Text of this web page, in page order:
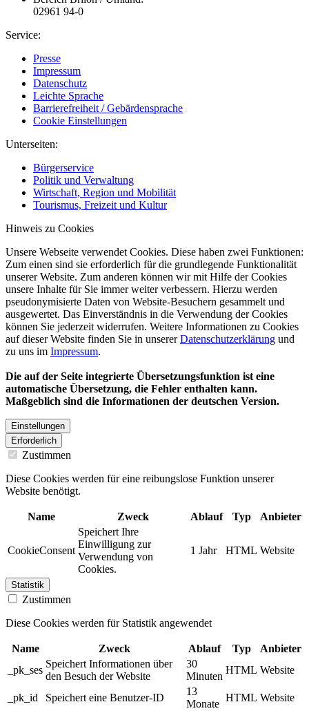
02961 94-0
Service:
Presse
Impressum
Datenschutz
Leichte Sprache
Barrierefreiheit / Gebärdensprache
Cookie Einstellungen
Unterseiten:
Bürgerservice
Politik und Verwaltung
Wirtschaft, Region und Mobilität
Tourismus, Freizeit und Kultur
Hinweis zu Cookies
Unsere Webseite verwendet Cookies. Diese haben zwei Funktionen:
Zum einen sind sie erforderlich für die grundlegende Funktionalität
unserer Website. Zum anderen können wir mit Hilfe der Cookies
unsere Inhalte für Sie immer weiter verbessern. Hierzu werden
pseudonymisierte Daten von Website-Besuchern gesammelt und
ausgewertet. Das Einverständnis in die Verwendung der Cookies
können Sie jederzeit widerrufen. Weitere Informationen zu Cookies
auf dieser Website finden Sie in unsererDatenschutzerklärung und
zu uns im Impressum.
Die auf der Seite integrierte Übersetzungsfunktion ist eine
automatische Übersetzung, die Fehler enthalten kann.
Maßgeblich sind die Informationen der deutschen Version.
Einstellungen
Erforderlich
Zustimmen
Diese Cookies werden für eine reibungslose Funktion unserer
Website benötigt.
Name Zweck Ablauf Typ Anbieter
CookieConsent
Speichert Ihre
Einwilligung zur
Verwendung von
Cookies.
1 Jahr HTML Website
Statistik
Zustimmen
Diese Cookies werden für Statistik angewendet
Name Zweck Ablauf Typ
Anbieter
_pk_ses
Speichert Informationen über
den Besuch der Website
30
Minuten
HTML Website
_pk_id Speichert eine Benutzer-ID
13
Monate
HTML Website